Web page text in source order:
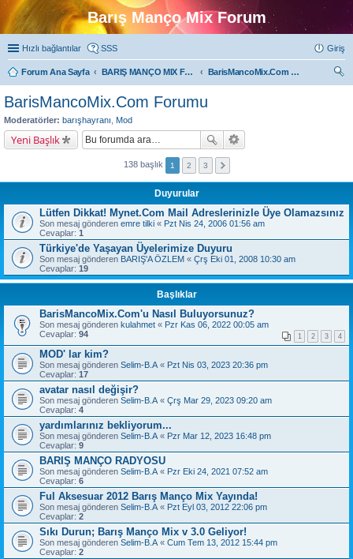
Barış Manço Mix Forum
Hızlı bağlantılar SSS Giriş
Forum Ana Sayfa BARIŞ MANÇO MIX FORUMLARI
BarisMancoMix.Com Forumu
BarisMancoMix.Com Forumu
Moderatörler: barışhayranı Mod
Yeni Başlık
138 başlık 1 2 3
Duyurular
Lütfen Dikkat! Mynet.Com Mail Adreslerinizle Üye Olamazsınız
Son mesaj gönderen emre tilki « Pzt Nis 24, 2006 01:56 am
Cevaplar: 1
Türkiye'de Yaşayan Üyelerimize Duyuru
Son mesaj gönderen BARIŞ'A ÖZLEM « Çrş Eki 01, 2008 10:30 am
Cevaplar: 19
Başlıklar
BarisMancoMix.Com'u Nasıl Buluyorsunuz?
Son mesaj gönderen kulahmet « Pzr Kas 06, 2022 00:05 am
Cevaplar: 94 1 2 3 4
MOD' lar kim?
Son mesaj gönderen Selim-B.A « Pzt Nis 03, 2023 20:36 pm
Cevaplar: 17
avatar nasıl değişir?
Son mesaj gönderen Selim-B.A « Çrş Mar 29, 2023 09:20 am
Cevaplar: 4
yardımlarınız bekliyorum...
Son mesaj gönderen Selim-B.A « Pzr Mar 12, 2023 16:48 pm
Cevaplar: 9
BARIŞ MANÇO RADYOSU
Son mesaj gönderen Selim-B.A « Pzr Eki 24, 2021 07:52 am
Cevaplar: 6
Ful Aksesuar 2012 Barış Manço Mix Yayında!
Son mesaj gönderen Selim-B.A « Pzt Eyl 03, 2012 22:06 pm
Cevaplar: 2
Sıkı Durun; Barış Manço Mix v 3.0 Geliyor!
Son mesaj gönderen Selim-B.A « Cum Tem 13, 2012 15:44 pm
Cevaplar: 2